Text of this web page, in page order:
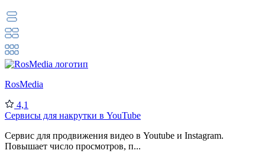
RosMedia
4,1
Сервисы для накрутки в YouTube
Сервис для продвижения видео в Youtube и Instagram.
Повышает число просмотров, п...